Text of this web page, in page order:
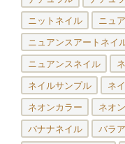
ニットネイル ニュ
ニュアンスアートネイ
ニュアンスネイル
ネイルサンプル ネ
ネオンカラー ネオ
バナナネイル バラ